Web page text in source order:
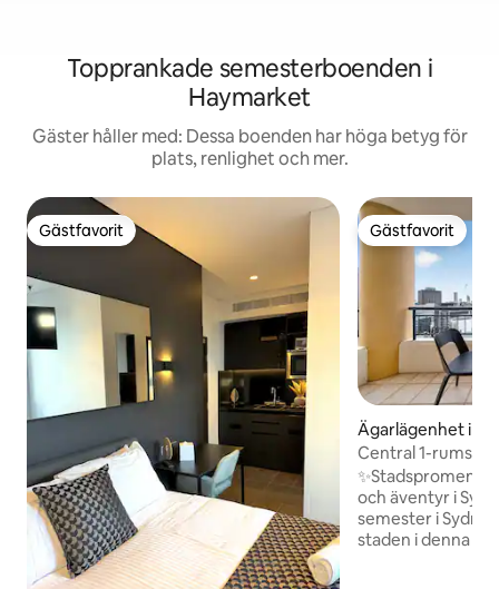
Topprankade semesterboenden i
Haymarket
Gäster håller med: Dessa boenden har höga betyg för
plats, renlighet och mer.
Gästfavorit
Gästfavorit Gästfavorit
Gästfavorit
Ägarlägenhet i
Central 1-
︱9 minuter till
och äventyr i
semester i
staden i denna